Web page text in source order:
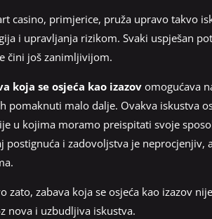
casino, primjerice, pruža upravo takvo
i upravljanja rizikom. Svaki uspješan
čini još zanimljivijom.
koja se osjeća kao izazov omogućava
pomaknuti malo dalje. Ovakva iskustva
u kojima moramo preispitati svoje
postignuća i zadovoljstva je
zato, zabava koja se osjeća kao izazov
nova i uzbudljiva iskustva.